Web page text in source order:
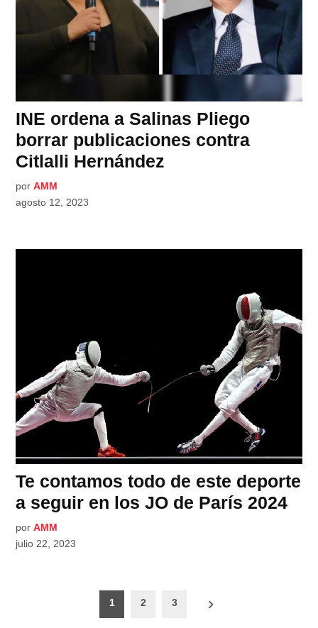
INE ordena a Salinas Pliego
borrar publicaciones contra
Citlalli Hernández
por AMM
agosto 12, 2023
Te contamos todo de este deporte
a seguir en los JO de París 2024
por AMM
julio 22, 2023
1 2 3